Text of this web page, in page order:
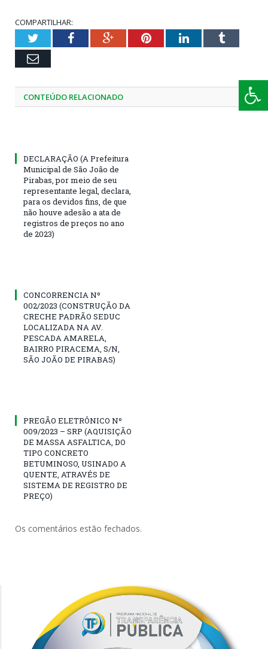
COMPARTILHAR:
TwitterFacebookGoogle+PinterestLinkedInTumblr
Email
CONTEÚDO RELACIONADO
DECLARAÇÃO (A Prefeitura
Municipal de São João de
Pirabas, por meio de seu
representante legal, declara,
para os devidos fins, de que
não houve adesão a ata de
registros de preços no ano
de 2023)
CONCORRENCIA Nº
002/2023 (CONSTRUÇÃO DA
CRECHE PADRÃO SEDUC
LOCALIZADA NA AV.
PESCADA AMARELA,
BAIRRO PIRACEMA, S/N,
SÃO JOÃO DE PIRABAS)
PREGÃO ELETRÔNICO Nº
009/2023 – SRP (AQUISIÇÃO
DE MASSA ASFALTICA, DO
TIPO CONCRETO
BETUMINOSO, USINADO A
QUENTE, ATRAVÉS DE
SISTEMA DE REGISTRO DE
PREÇO)
Os comentários estão fechados.